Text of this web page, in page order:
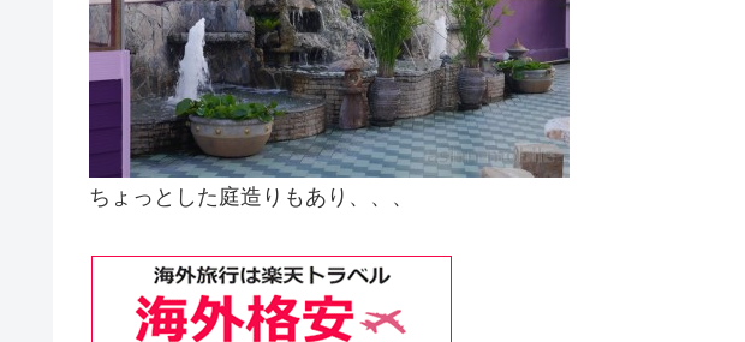
ちょっとした庭造りもあり、、、